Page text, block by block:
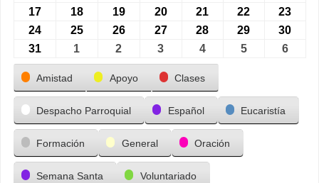
17 18 19 20 21 22
23
24
25 26 27 28 29
30
31
1 2 3 4 5 6
Categorías
Amistad Apoyo Clases
Despacho Parroquial Español Eucaristía
Formación General Oración
Semana Santa Voluntariado